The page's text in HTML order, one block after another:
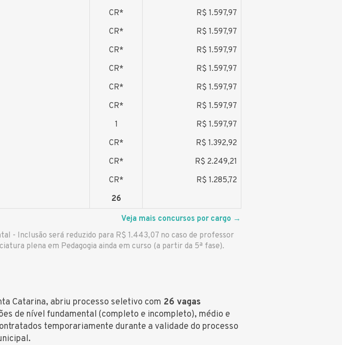
CR*
R$ 1.597,97
CR*
R$ 1.597,97
CR*
R$ 1.597,97
CR*
R$ 1.597,97
CR*
R$ 1.597,97
CR*
R$ 1.597,97
1
R$ 1.597,97
CR*
R$ 1.392,92
CR*
R$ 2.249,21
CR*
R$ 1.285,72
26
Veja mais concursos por cargo →
- Inclusão será reduzido para R$ 1.443,07 no caso de professor
plena em Pedagogia ainda em curso (a partir da 5ª fase).
Catarina, abriu processo seletivo com 26 vagas
de nível fundamental (completo e incompleto), médio e
temporariamente durante a validade do processo